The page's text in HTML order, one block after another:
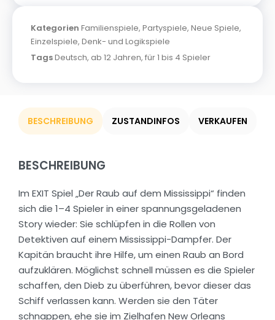
Kategorien Familienspiele, Partyspiele, Neue Spiele,
Einzelspiele, Denk- und Logikspiele
TagsDeutsch, ab 12 Jahren, für 1 bis 4 Spieler
BESCHREIBUNG ZUSTANDINFOS VERKAUFEN
BESCHREIBUNG
Im EXIT Spiel „Der Raub auf dem Mississippi“ finden
sich die 1–4 Spieler in einer spannungsgeladenen
Story wieder: Sie schlüpfen in die Rollen von
Detektiven auf einem Mississippi-Dampfer. Der
Kapitän braucht ihre Hilfe, um einen Raub an Bord
aufzuklären. Möglichst schnell müssen es die Spieler
schaffen, den Dieb zu überführen, bevor dieser das
Schiff verlassen kann. Werden sie den Täter
schnappen, ehe sie im Zielhafen New Orleans